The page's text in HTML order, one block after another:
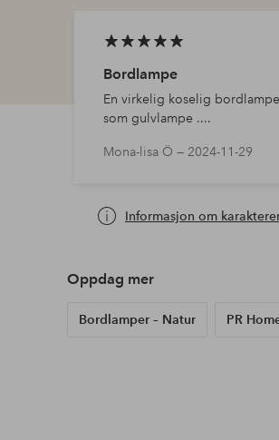
Bordlampe
En virkelig koselig
som gulvlampe ....
Mona-lisa Ö — 2024-11-29
Informasjon om
Oppdag mer
Bordlamper – Natur PR